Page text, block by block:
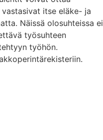
itse eläke- ja
Näissä olosuhteissa ei
työsuhteen
työhön.